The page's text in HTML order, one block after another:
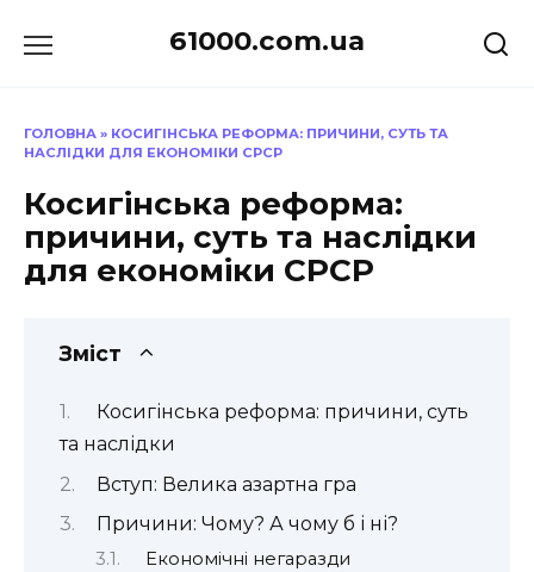
до
61000.com.ua
ГОЛОВНА » КОСИГІНСЬКА РЕФОРМА: ПРИЧИНИ, СУТЬ ТА
НАСЛІДКИ ДЛЯ ЕКОНОМІКИ СРСР
Косигінська реформа:
причини, суть та наслідки
для економіки СРСР
Зміст
Косигінська реформа: причини, суть
та наслідки
Вступ: Велика азартна гра
Причини: Чому? А чому б і ні?
Економічні негаразди